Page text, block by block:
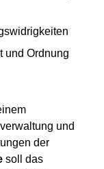
und Ordnung
und
der
soll das